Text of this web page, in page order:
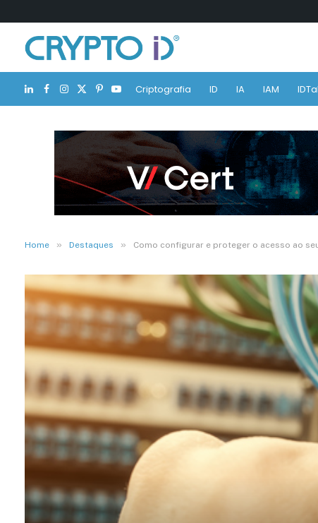
LinkedIn
Facebook
Instagram
X
(Twitter)
Pinterest
YouTubeCriptografia ID IA IAM
Home » Destaques » Como configurar e proteger o acesso ao